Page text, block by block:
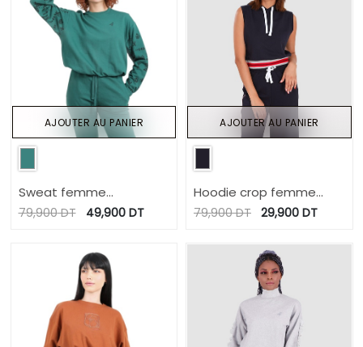
Sweat femme
TATOUAGE BERBERE
79,900DT 49,900DT
AJOUTER AU PANIER
Hoodie crop femme
sans manches
79,900DT 29,900 DT
AJOUTER AU PANIER